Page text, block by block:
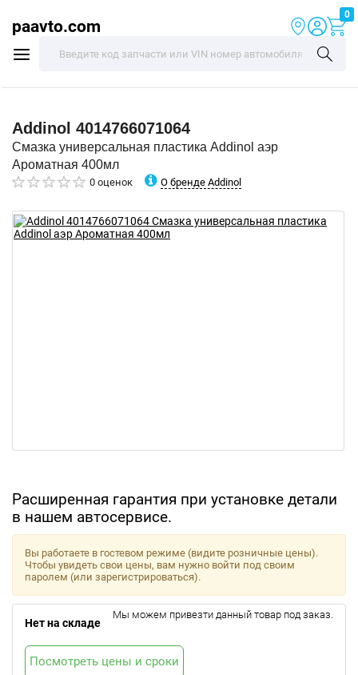
paavto.com
0
Addinol 4014766071064
Смазка универсальная пластика Addinol аэр
Ароматная 400мл
0 оценок О бренде Addinol
Расширенная гарантия при установке детали
в нашем автосервисе.
Вы работаете в гостевом режиме (видите розничные цены).
Чтобы увидеть свои цены, вам нужно войти под своим
паролем (или зарегистрироваться).
Нет на складе
Мы можем привезти данный товар под заказ.
Посмотреть цены и сроки